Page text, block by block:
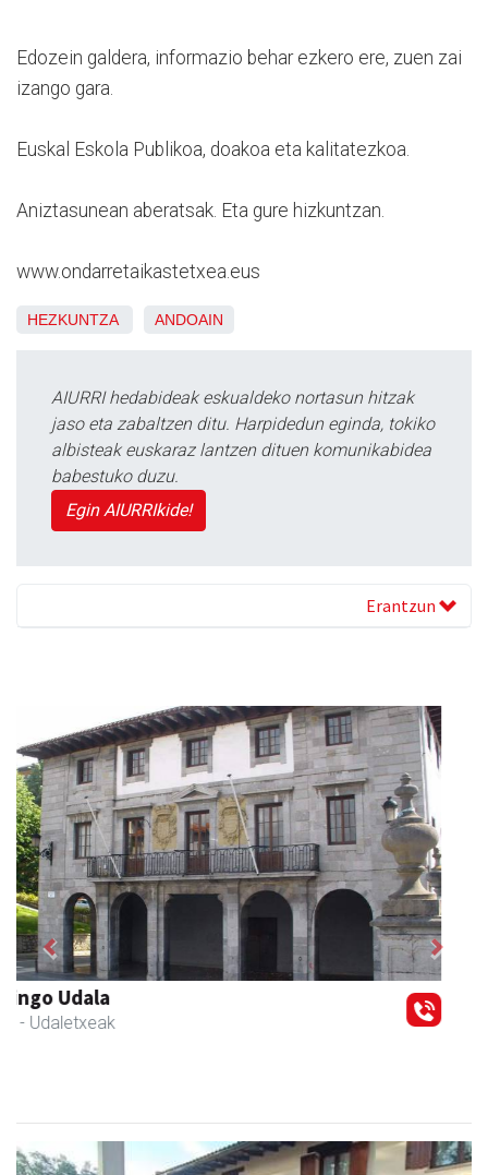
Edozein galdera, informazio behar ezkero ere, zuen zai
izango gara.
Euskal Eskola Publikoa, doakoa eta kalitatezkoa.
Aniztasunean aberatsak. Eta gure hizkuntzan.
www.ondarretaikastetxea.eus
HEZKUNTZA ANDOAIN
AIURRI hedabideak eskualdeko nortasun hitzak
jaso eta zabaltzen ditu. Harpidedun eginda, tokiko
albisteak euskaraz lantzen dituen komunikabidea
babestuko duzu.
Egin AIURRIkide!
Erantzun
Izkiriota ardoak
Andoain - Ardoak
Previous Next